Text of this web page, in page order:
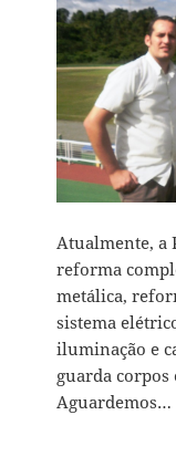
Atualmente, a
reforma
metálica,
sistema
iluminação e
guarda
Aguardemos…